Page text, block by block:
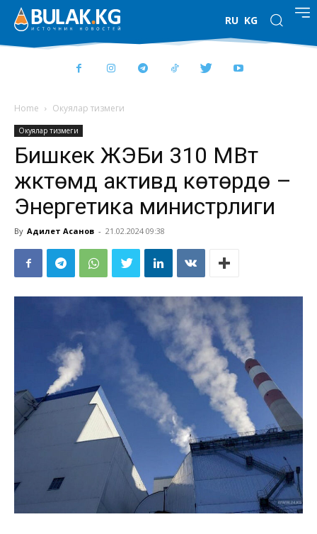
RU KG
Home Окуялар тизмеги
Окуялар тизмеги
Бишкек ЖЭБи 310 МВт
жүктөмдү активдүү көтөрүүдө –
Энергетика министрлиги
By Адилет Асанов - 21.02.2024 09:38